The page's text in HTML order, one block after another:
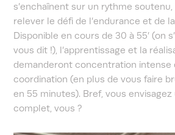
s’enchaînent sur un rythme soutenu,
relever le défi de l’endurance et de
Disponible en cours de 30 à 55’ (on
vous dit !), l’apprentissage et la
demanderont concentration intense
coordination (en plus de vous faire
en 55 minutes). Bref, vous
complet, vous ?